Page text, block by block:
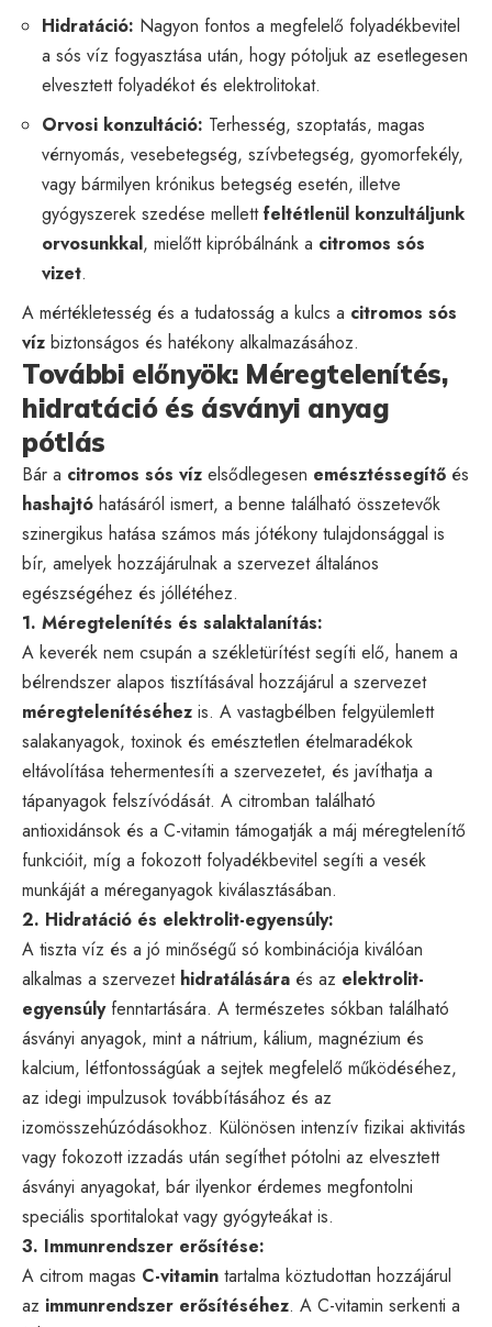
Hidratáció: Nagyon fontos a megfelelő folyadékbevitel
a sós víz fogyasztása után, hogy pótoljuk az esetlegesen
elvesztett folyadékot és elektrolitokat.
Orvosi konzultáció: Terhesség, szoptatás, magas
vérnyomás, vesebetegség, szívbetegség, gyomorfekély,
vagy bármilyen krónikus betegség esetén, illetve
gyógyszerek szedése mellettfeltétlenül konzultáljunk
orvosunkkal, mielőtt kipróbálnánk a citromos sós
vizet.
A mértékletesség és a tudatosság a kulcs a citromos sós
víz biztonságos és hatékony alkalmazásához.
További előnyök: Méregtelenítés,
hidratáció és ásványi anyag
pótlás
Bár a citromos sós víz elsődlegesen emésztéssegítő és
hashajtó hatásáról ismert, a benne található összetevők
szinergikus hatása számos más jótékony tulajdonsággal is
bír, amelyek hozzájárulnak a szervezet általános
egészségéhez és jóllétéhez.
1. Méregtelenítés és salaktalanítás:
A keverék nem csupán a székletürítést segíti elő, hanem a
bélrendszer alapos tisztításával hozzájárul a szervezet
méregtelenítéséhez is. A vastagbélben felgyülemlett
salakanyagok, toxinok és emésztetlen ételmaradékok
eltávolítása tehermentesíti a szervezetet, és javíthatja a
tápanyagok felszívódását. A citromban található
antioxidánsok és a C-vitamin támogatják a máj méregtelenítő
funkcióit, míg a fokozott folyadékbevitel segíti a vesék
munkáját a méreganyagok kiválasztásában.
2. Hidratáció és elektrolit-egyensúly:
A tiszta víz és a jó minőségű só kombinációja kiválóan
alkalmas a szervezet hidratálására és az elektrolit-
egyensúlyfenntartására. A természetes sókban található
ásványi anyagok, mint a nátrium, kálium, magnézium és
kalcium, létfontosságúak a sejtek megfelelő működéséhez,
az idegi impulzusok továbbításához és az
izomösszehúzódásokhoz. Különösen intenzív fizikai aktivitás
vagy fokozott izzadás után segíthet pótolni az elvesztett
ásványi anyagokat, bár ilyenkor érdemes megfontolni
speciális sportitalokat vagy gyógyteákat is.
3. Immunrendszer erősítése:
A citrom magas C-vitamin tartalma köztudottan hozzájárul
az immunrendszer erősítéséhez. A C-vitamin serkenti a